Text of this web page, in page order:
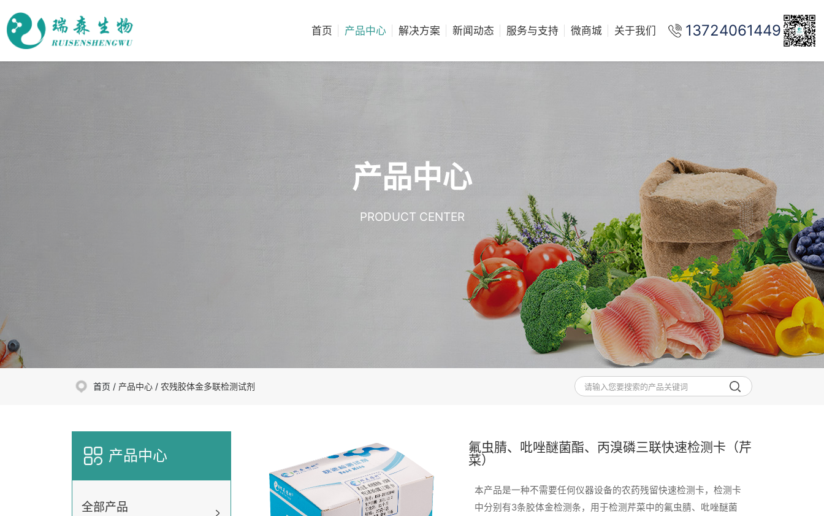
首页 产品中心 解决方案 新闻动态 服务与支持 微商城 关于我们 13724061449
产品中心
PRODUCT CENTER
首页 / 产品中心 / 农残胶体金多联检测试剂
产品中心
全部产品
氟虫腈、吡唑醚菌酯、丙溴磷三联快速检测卡（芹
菜）
本产品是一种不需要任何仪器设备的农药残留快速检测卡，检测卡
中分别有3条胶体金检测条，用于检测芹菜中的氟虫腈、吡唑醚菌